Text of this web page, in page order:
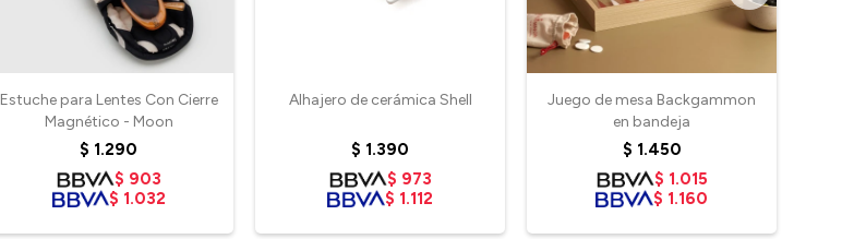
Estuche para Lentes Con Cierre
Magnético - Moon
$ 1.290
$ 903
$ 1.032
Alhajero de cerámica Shell
$ 1.390
$ 973
$ 1.112
Juego de mesa Backgammon
en bandeja
$ 1.450
$ 1.015
$ 1.160